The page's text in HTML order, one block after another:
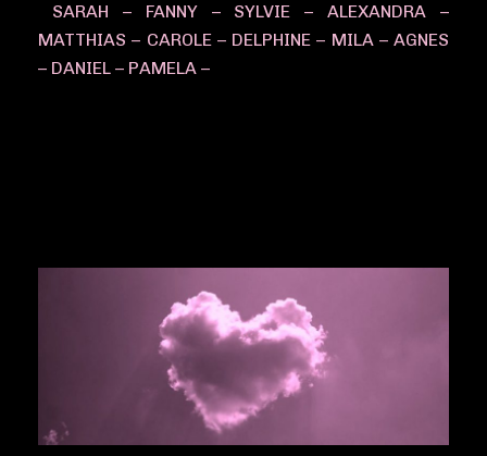
SARAH – FANNY – SYLVIE – ALEXANDRA –
MATTHIAS – CAROLE – DELPHINE – MILA – AGNES
– DANIEL – PAMELA –